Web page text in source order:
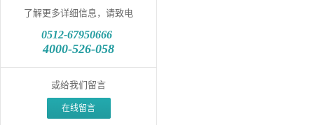
了解更多详细信息，请致电
0512-67950666
4000-526-058
或给我们留言
在线留言